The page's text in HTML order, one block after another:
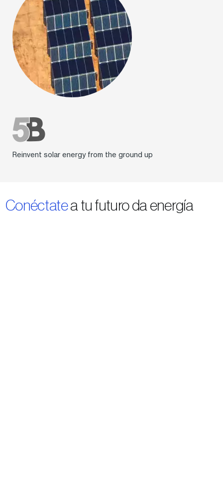
Reinvent solar energy from the ground up
Conéctatea tu futuro da energía